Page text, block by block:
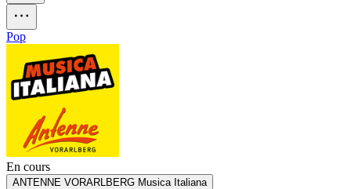
Pop
En cours
ANTENNE VORARLBERG Musica Italiana